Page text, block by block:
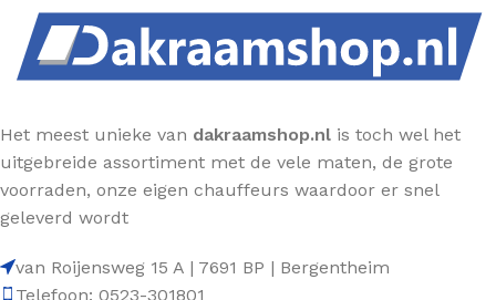
Het meest unieke van dakraamshop.nl is toch wel het
uitgebreide assortiment met de vele maten, de grote
voorraden, onze eigen chauffeurs waardoor er snel
geleverd wordt
van Roijensweg 15 A | 7691 BP | Bergentheim
Telefoon: 0523-301801